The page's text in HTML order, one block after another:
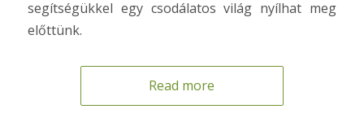
segítségükkel egy csodálatos világ nyílhat meg
előttünk.
Read more